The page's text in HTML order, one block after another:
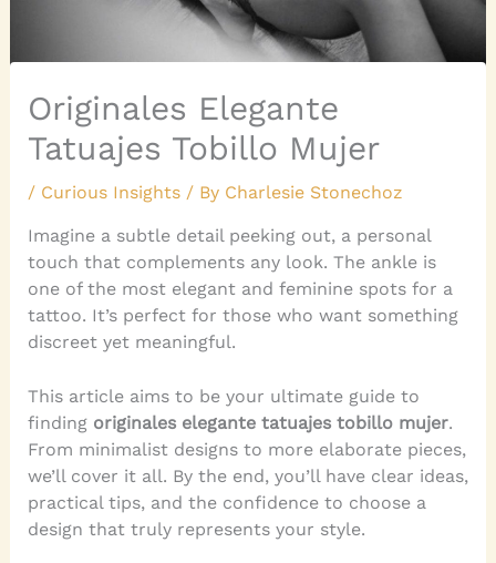
Originales Elegante
Tatuajes Tobillo Mujer
/ Curious Insights/ By Charlesie Stonechoz
Imagine a subtle detail peeking out, a personal
touch that complements any look. The ankle is
one of the most elegant and feminine spots for a
tattoo. It’s perfect for those who want something
discreet yet meaningful.
This article aims to be your ultimate guide to
finding originales elegante tatuajes tobillo mujer.
From minimalist designs to more elaborate pieces,
we’ll cover it all. By the end, you’ll have clear ideas,
practical tips, and the confidence to choose a
design that truly represents your style.